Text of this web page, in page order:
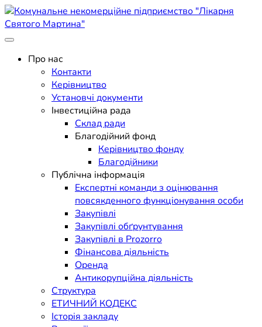
Skip
to
content
Комунальне некомерційне
підприємство "Лікарня
Святого Мартина"
Поліклініка Мукачево
Про нас
Контакти
Керівництво
Установчі документи
Інвестиційна рада
Склад ради
Благодійний фонд
Керівництво фонду
Благодійники
Публічна інформація
Експертні команди з оцінювання
повсякденного функціонування особи
Закупівлі
Закупівлі обґрунтування
Закупівлі в Prozorro
Фінансова діяльність
Оренда
Антикорупційна діяльність
Структура
ЕТИЧНИЙ КОДЕКС
Історія закладу